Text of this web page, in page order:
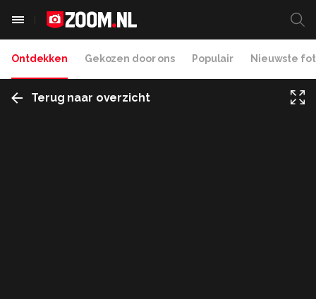
Ontdekken Gekozen door ons Populair Nieuwste
Terug naar overzicht